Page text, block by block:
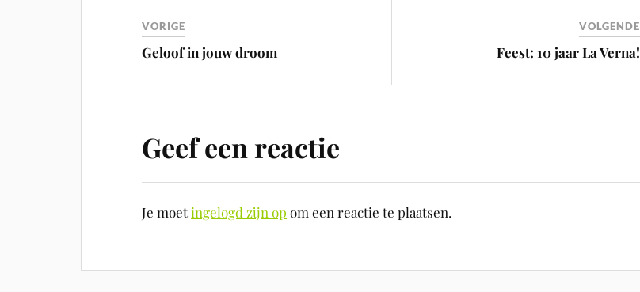
VORIGE
Geloof in jouw droom
VOLGENDE
Feest: 10 jaar La Verna!
Geef een reactie
Je moetingelogd zijn op om een reactie te plaatsen.